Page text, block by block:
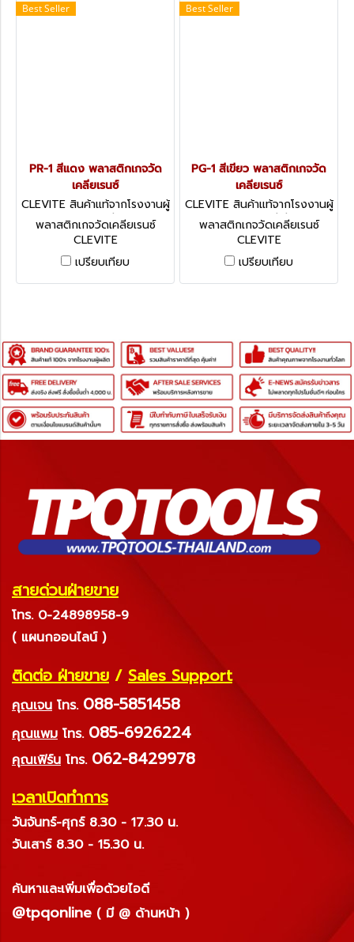
Best Seller
PR-1 สีแดง พลาสติกเกจวัด
เคลียเรนซ์
CLEVITE สินค้าแท้จากโรงงานผู้
ผลิต PR-1 สีแดง
พลาสติกเกจวัดเคลียเรนซ์
CLEVITE
เปรียบเทียบ
Best Seller
PG-1 สีเขียว พลาสติกเกจวัด
เคลียเรนซ์
CLEVITE สินค้าแท้จากโรงงานผู้
ผลิต PG-1 สีเขียว
พลาสติกเกจวัดเคลียเรนซ์
CLEVITE
เปรียบเทียบ
สายด่วนฝ่ายขาย
โทร. 0-24898958-9
( แผนกออนไลน์ )
ติดต่อ ฝ่ายขาย / Sales Support
คุณเจน โทร. 088-5851458
คุณแพม โทร. 085-6926224
คุณเฟิร์น โทร. 062-8429978
เวลาเปิดทำการ
วันจันทร์-ศุกร์ 8.30 - 17.30 น.
วันเสาร์ 8.30 - 15.30 น.
ค้นหาและเพิ่มเพื่อด้วยไอดี
@tpqonline ( มี @ ด้านหน้า )